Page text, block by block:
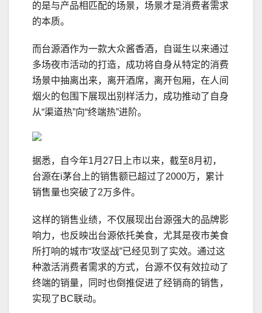
的是与产品相匹配的场景，场景才是消费者需求
的本质。
而台源酒作为一款大众酱香酒，自诞生以来通过
多场夜市活动的打造，成功将自身从特定的消费
场景中抽离出来，离开酒席，离开包厢，在人间
烟火的包围下展现出别样活力，成功推动了自身
从“渠道热”向“终端热”进阶。
据悉，自今年1月27日上市以来，截至8月初，
台源在i茅台上的销售额已超过了2000万，累计
销售量也突破了2万多件。
这样的销售业绩，不仅展现出台源强大的品牌影
响力，也反映出台源依托美食，尤其是夜市美食
所打响的城市“攻坚战”已经见到了实效。通过这
种激活消费者需求的方式，台源不仅有效拉动了
终端的销量，同时也倒推促进了经销商的销售，
实现了BC联动。